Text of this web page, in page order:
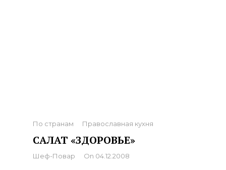
Categories
По странам Православная кухня
САЛАТ «ЗДОРОВЬЕ»
By
Шеф-Повар On 04.12.2008